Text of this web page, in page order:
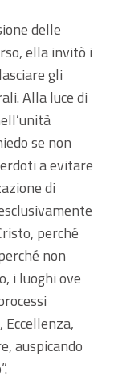
delle
ella invitò i
gli
Alla luce di
se non
a evitare
di
perché
non
i luoghi ove
auspicando